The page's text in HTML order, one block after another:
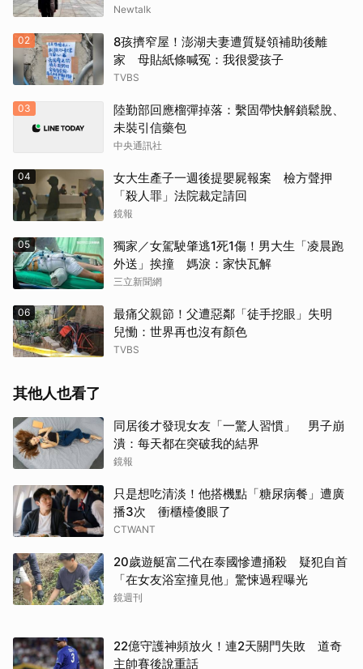
Newtalk
02
8孩擠窄屋！澎湖夫妻遭質疑領補助後離
家 母貼紙條喊冤：我很愛孩子
TVBS
03
陸勤部回應榴彈掉落：繫固帶快解鎖鬆脫、
未裝引信藥包
中央通訊社
04
女大生產子一週後提嬰屍報案 檢方聲押
「殺人罪」法院裁定請回
鏡報
05
獨家／女駕駛肇逃1死1傷！男大生「凌晨跑
外送」挨撞 媽淚：家快瓦解
三立新聞網
06
最痛父親節！父遭惡鄰「徒手挖眼」失明
兒慟：世界再也沒有顏色
TVBS
其他人也看了
同居後才發現女友「一驚人習慣」 男子崩
潰：每天都在突破我的結界
鏡報
只是想吃清淡！他搭機點「糖尿病餐」遭廣
播3次 衝櫃檯傻眼了
CTWANT
20歲遊艇富二代在泰國慘遭捅殺 疑犯自首
「在女友浴室撞見他」驚悚過程曝光
鏡週刊
22億守護神頻放火！連2天關門失敗 道奇
主帥賽後說重話